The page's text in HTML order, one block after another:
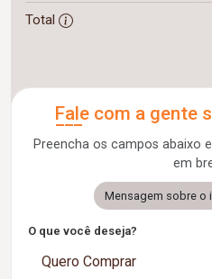
Total
Fale com a gente
Preencha os campos abaixo
em
Mensagem sobre o
O que você deseja?
Quero Comprar